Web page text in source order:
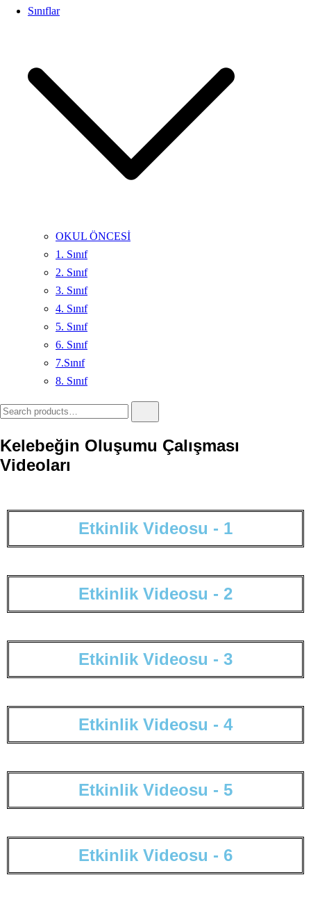
Sınıflar
OKUL ÖNCESİ
1. Sınıf
2. Sınıf
3. Sınıf
4. Sınıf
5. Sınıf
6. Sınıf
7.Sınıf
8. Sınıf
Kelebeğin Oluşumu Çalışması
Videoları
Etkinlik Videosu - 1
Etkinlik Videosu - 2
Etkinlik Videosu - 3
Etkinlik Videosu - 4
Etkinlik Videosu - 5
Etkinlik Videosu - 6